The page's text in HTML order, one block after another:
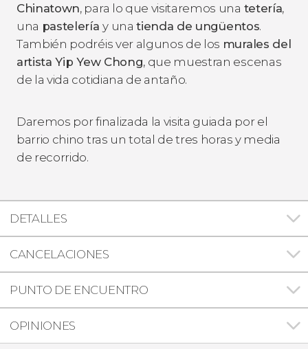
Chinatown, para lo que visitaremos una tetería,
una pasteleríay unatienda de ungüentos.
También podréis ver algunos de los murales del
artista Yip Yew Chong, que muestran escenas
de la vida cotidiana de antaño.
Daremos por finalizada la visita guiada por el
barrio chino tras un total de tres horas y media
de recorrido.
DETALLES
CANCELACIONES
PUNTO DE ENCUENTRO
OPINIONES